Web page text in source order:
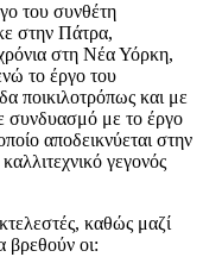
του συνθέτη
στην Πάτρα,
στη Νέα Υόρκη,
το έργο του
ποικιλοτρόπως και με
συνδυασμό με το έργο
αποδεικνύεται στην
γεγονός
καθώς μαζί
βρεθούν οι: